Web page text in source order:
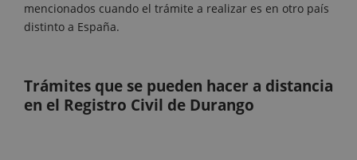
mencionados cuando el trámite a realizar es en otro país
distinto a España.
Trámites que se pueden hacer a distancia
en el Registro Civil de Durango